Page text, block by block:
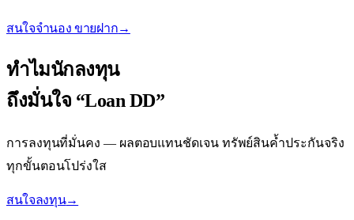
สนใจจำนอง ขายฝาก→
ทำไมนักลงทุน
ถึงมั่นใจ “Loan DD”
การลงทุนที่มั่นคง — ผลตอบแทนชัดเจน ทรัพย์สินค้ำประกันจริง
ทุกขั้นตอนโปร่งใส
สนใจลงทุน→